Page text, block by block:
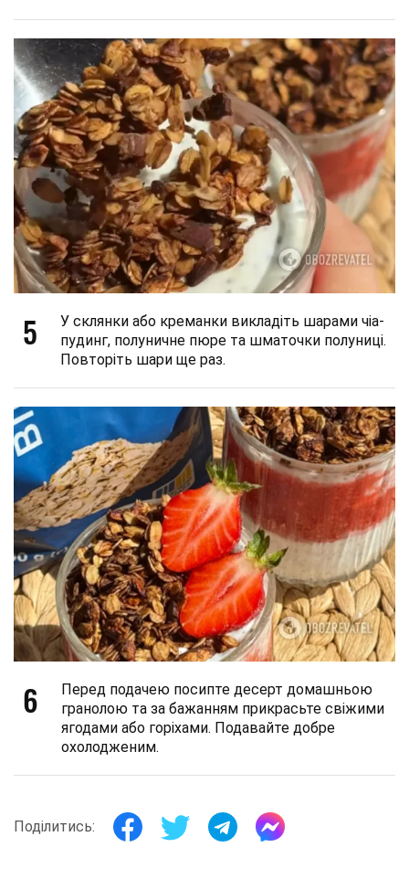
5
У склянки або креманки викладіть шарами чіа-
пудинг, полуничне пюре та шматочки полуниці.
Повторіть шари ще раз.
6
Перед подачею посипте десерт домашньою
гранолою та за бажанням прикрасьте свіжими
ягодами або горіхами. Подавайте добре
охолодженим.
Поділитись: